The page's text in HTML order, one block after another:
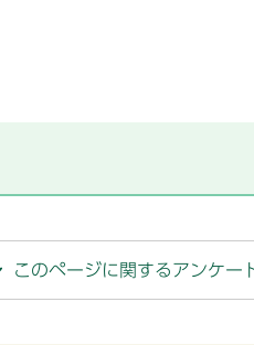
このページに関するアンケー